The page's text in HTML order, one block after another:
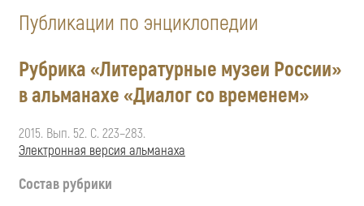
Публикации по энциклопедии
Рубрика «Литературные музеи России»
в альманахе «Диалог со временем»
2015. Вып. 52. С. 223–283.
Электронная версия альманаха
Состав рубрики